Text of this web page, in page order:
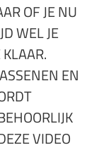
OF JE NU
WEL JE
EN
VIDEO